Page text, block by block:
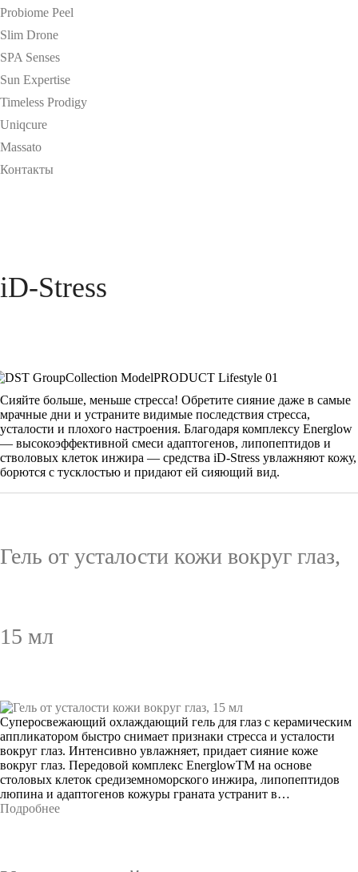
Probiome Peel
Slim Drone
SPA Senses
Sun Expertise
Timeless Prodigy
Uniqcure
Massato
Контакты
iD-Stress
Сияйте больше, меньше стресса! Обретите сияние даже в самые
мрачные дни и устраните видимые последствия стресса,
усталости и плохого настроения. Благодаря комплексу Energlow
— высокоэффективной смеси адаптогенов, липопептидов и
стволовых клеток инжира — средства iD-Stress увлажняют кожу,
борются с тусклостью и придают ей сияющий вид.
Гель от усталости кожи вокруг глаз,
15 мл
Суперосвежающий охлаждающий гель для глаз с керамическим
аппликатором быстро снимает признаки стресса и усталости
вокруг глаз. Интенсивно увлажняет, придает сияние коже
вокруг глаз. Передовой комплекс EnerglowTM на основе
столовых клеток средиземноморского инжира, липопептидов
люпина и адаптогенов кожуры граната устранит в…
Подробнее